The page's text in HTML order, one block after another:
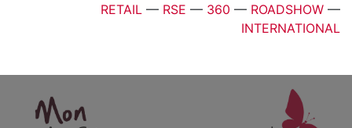
RETAIL — RSE — 360 — ROADSHOW —
INTERNATIONAL